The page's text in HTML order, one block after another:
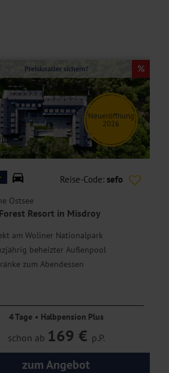
Resort
Neueröffnung
2026
Preisknaller sichern!
Reise-Code: sefo
Ostsee
Resort in Misdroy
am Woliner Nationalpark
beheizter Außenpool
zum Abendessen
4 Tage • Halbpension Plus
schon ab 169 € p.P.
zum Angebot